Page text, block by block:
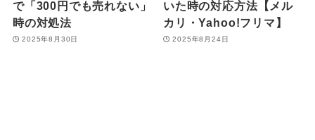
で「300円でも売れない」
時の対処法
2025年8月30日
いた時の対応方法【メル
カリ・Yahoo!フリマ】
2025年8月24日